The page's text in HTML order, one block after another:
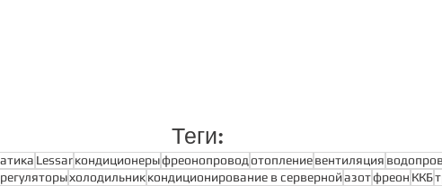
Теги:
Lessarкондиционерыфреонопроводотоплениевентиляция
холодильниккондиционирование в сервернойазотфреон ККБ